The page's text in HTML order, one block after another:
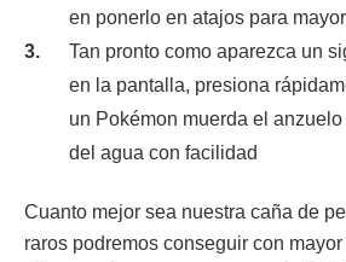
en ponerlo en atajos para
Tan pronto como aparezca un
en la pantalla, presiona
un Pokémon muerda el
del agua con facilidad
Cuanto mejor sea nuestra caña de
raros podremos conseguir con